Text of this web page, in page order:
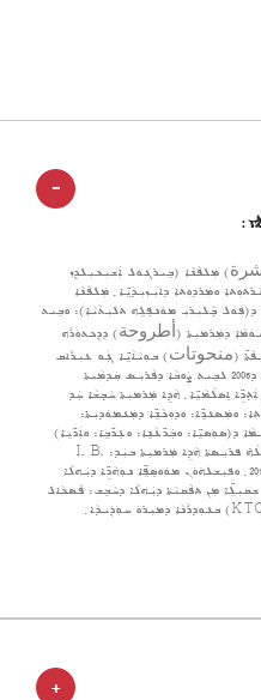
-
ܡܲܠܦܵܢܵܐ (ܒܹܝܪܓܘܿܠ ܐܲܫܝܼܟܝܼܠܕܸܙ
ܘܡܲܪܕܘܼܬܐ ܕܐܝܼܙܝܼܕܵܝܹ̈ܐ ݂ ܡܲܠܦܵܢܵܐ
ܒ݂ܵܠܝܼܪܝܼ ܡܘܿܢܦܹܠܹܗ ܬܠܝܼܬܵܝܵܐ): ܘܒܹܝܬ
ܕܡܲܪܡܝܼܬܐ (أطروحة) ܕܕܸܟܬܘܿܪܵܗ
(منحوتات) ܒܘܼܝܵܐܵܝܹ̈ܐ ܓܲܘ ܥܝܼܪܵܐܩ
ܘܬܘܼܪܟܝܼܵܐ ܘܐܲܪܡܝܼܢܝܵܐ”: ܕܦܝܼܫܠܵܗ̇ ܡܘܼܩܪܲܒ݂ܬܐ ܒܫܲܢ݇ܬܐ ܕ2006 ܠܒܹܝܬ ܨܲܘܒܵܐ ܕܦܵܪܝܼܣ ܩܲܕܡܵܝܬܐ
ܐܸܣܠܵܡܵܝܹ̈ܐ ݂ ܗܵܕܹܐ ܡܲܪܡܝܼܬܐ ܚܵܒ݂ܫܵܐ ܚܲܕ
(ܩܲܒ݂ܖ̈ܵܘܵܬܐ: ܘܡܲܣܥܖܹ̈ܐ: ܘܕܘܼܟܵܢܹ̈ܐ ܕܡܲܥܡܘܿܕܝܼܬܐ:
ܒܐܸܣܟܹܝܡܵܐ ܕ(ܣܘܼܣܝܹ̈ܐ: ܘܒܲܖ̈ܥܵܢܹܐ: ܘܥܸܖ̈ܒܹܐ: ܘܐܲܖ̈ܝܹܐ)
ܓܲܘ ܓܲܪܒܝܵܐ ܕܥܝܼܪܵܐܩ ܘܬܘܼܪܟܝܼܵܐ ܘܐܲܪܡܝܼܢܝܵܐ ݂ ܦܝܼܫܠܵܗ̇ ܦܪܝܼܣܬܐ ܗܵܕܹܐ ܡܲܪܡܝܼܬܐ ܒܝܲܕ: I. B.
Tauris ܓܲܘ (ܠܲܢܕܘܿܢ ܘܲܢܝܘܿܝܘܿܪܟ) ܒܫܲܢ݇ܬܐ ܕ2010 ݂ ܘܦܝܼܫܠܗ݇ܘܿܢ ܡܘܿܘܣܸܦܹ̈ܐ ܢܘܼܗܵܖܹ̈ܐ ܕܝܲܗܠܵܐ
ܡܼܢ ܬܦܵܩܝܵܬܐ ܕܝܲܗܠܵܐ ܕܚܵܒܹܫ: ܦܵܣܟܵܐܠ
+